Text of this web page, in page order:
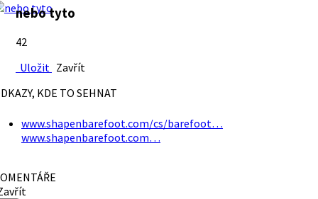
nebo tyto
42
Uložit Zavřít
KDE TO SEHNAT
www.shapenbarefoot.com/cs/barefoot…
www.shapenbarefoot.com…